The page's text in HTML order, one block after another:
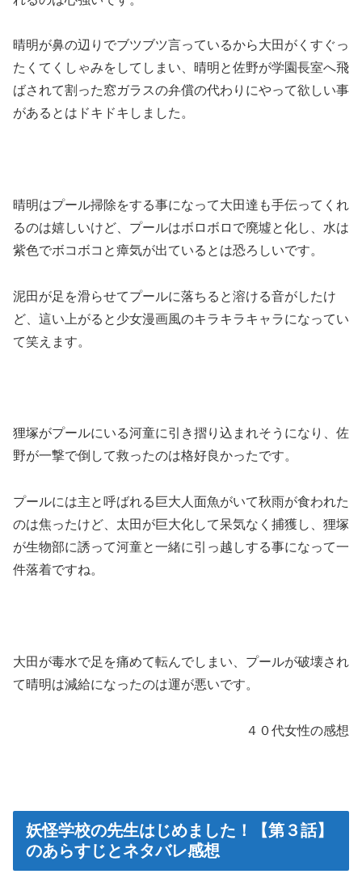
晴明が鼻の辺りでブツブツ言っているから大田がくすぐっ
たくてくしゃみをしてしまい、晴明と佐野が学園長室へ飛
ばされて割った窓ガラスの弁償の代わりにやって欲しい事
があるとはドキドキしました。
晴明はプール掃除をする事になって大田達も手伝ってくれ
るのは嬉しいけど、プールはボロボロで廃墟と化し、水は
紫色でボコボコと瘴気が出ているとは恐ろしいです。
泥田が足を滑らせてプールに落ちると溶ける音がしたけ
ど、這い上がると少女漫画風のキラキラキャラになってい
て笑えます。
狸塚がプールにいる河童に引き摺り込まれそうになり、佐
野が一撃で倒して救ったのは格好良かったです。
プールには主と呼ばれる巨大人面魚がいて秋雨が食われた
のは焦ったけど、太田が巨大化して呆気なく捕獲し、狸塚
が生物部に誘って河童と一緒に引っ越しする事になって一
件落着ですね。
大田が毒水で足を痛めて転んでしまい、プールが破壊され
て晴明は減給になったのは運が悪いです。
４０代女性の感想
妖怪学校の先生はじめました！【第３話】
のあらすじとネタバレ感想